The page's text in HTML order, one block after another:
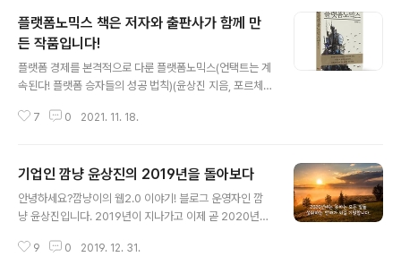
플랫폼노믹스 책은 저자와 출판사가 함께 만
든 작품입니다!
플랫폼 경제를 본격적으로 다룬 플랫폼노믹스(언택트는 계
속된다! 플랫폼 승자들의 성공 법칙)(윤상진 지음, 포르체
제로 책을 써야겠다고 결심한 것은 2017년입니다. 한국인
원고는 2017 한국인터넷백서에 제1부 인터넷 경제 하부
챕터인 로 발간되었습니다. 하지만 책을 집필하기가 쉽지
않은 상황이었습니다. 비즈니스에 많은 리소스가 필요하기
으로 많은 시간을 쏟아부어야 했습니다. 책을 집필하는 일
7 0 2021. 11. 18.
기업인 깜냥 윤상진의 2019년을 돌아보다
안녕하세요?깜냥이의 웹2.0 이야기! 블로그 운영자인 깜
냥 윤상진입니다. 2019년이 지나가고 이제 곧 2020년이
냈을지 근황을 정리해 보겠습니다. 깜냥 윤상진은 개인사
9 0 2019. 12. 31.